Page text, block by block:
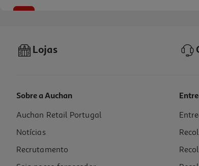
Livro K-Pop - Livro De Pintar
8.01 €/un
8,01 €
Lojas
Sobre a Auchan
Auchan Retail Portugal
Notícias
Recrutamento